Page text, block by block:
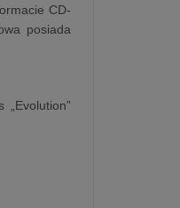
CD-
posiada